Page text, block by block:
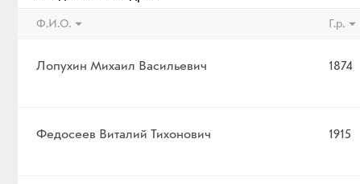
Ф.И.О. Г.р.
Лопухин Михаил Васильевич 1874
Федосеев Виталий Тихонович 1915